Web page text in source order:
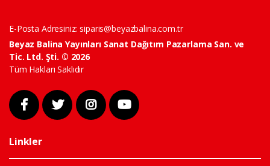
E-Posta Adresiniz:siparis@beyazbalina.com.tr
Beyaz Balina Yayınları Sanat Dağıtım Pazarlama San. ve
Tic. Ltd. Şti. © 2026
Tüm Hakları Saklıdır
Linkler